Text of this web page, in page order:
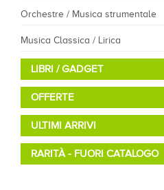
Orchestre / Musica strumentale
Musica Classica / Lirica
LIBRI / GADGET
OFFERTE
ULTIMI ARRIVI
RARITÀ - FUORI CATALOGO